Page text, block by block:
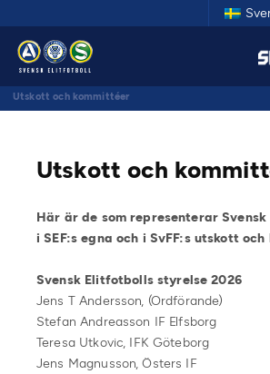
Utskott och kommittéer
Utskott och
Här är de som representerar
i SEF:s egna och i SvFF:s utskott och
Svensk Elitfotbolls styrelse 2026
Jens T Andersson, (Ordförande)
Stefan Andreasson IF Elfsborg
Teresa Utkovic, IFK Göteborg
Jens Magnusson, Östers IF